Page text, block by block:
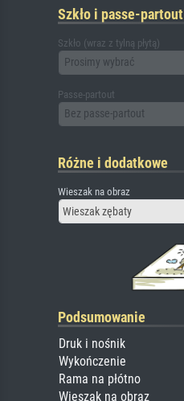
Szkło i passe-partout
Szkło (wraz z tylną płytą)
Prosimy wybrać
Passe-partout
Bez passe-partout
Różne i dodatkowe
Wieszak na obraz
Wieszak zębaty
Podsumowanie
Druk i nośnik
Wykończenie
Rama na płótno
Wieszak na obraz